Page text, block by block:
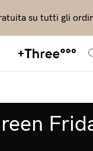
su tutti gli